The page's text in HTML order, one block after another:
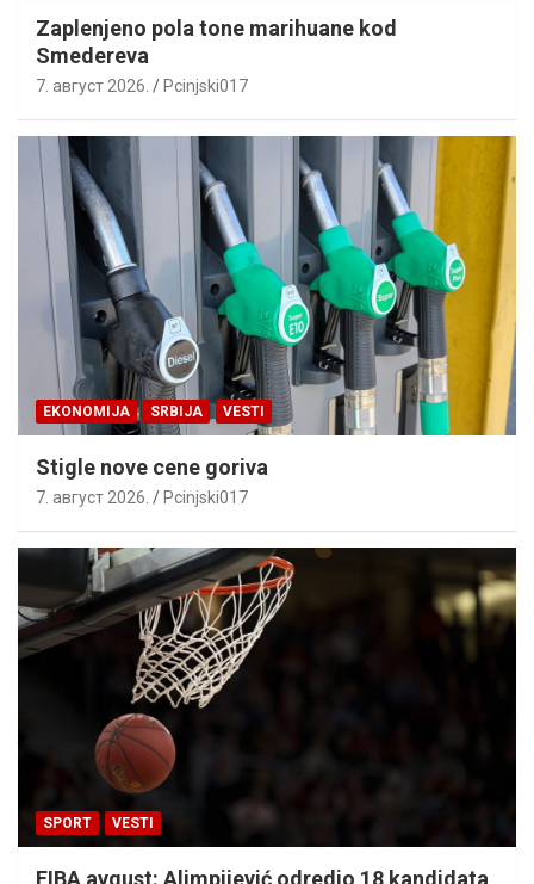
Zaplenjeno pola tone marihuane kod
Smedereva
7. август 2026. Pcinjski017
EKONOMIJA SRBIJA VESTI
Stigle nove cene goriva
7. август 2026. Pcinjski017
SPORT VESTI
FIBA avgust: Alimpijević odredio 18 kandidata